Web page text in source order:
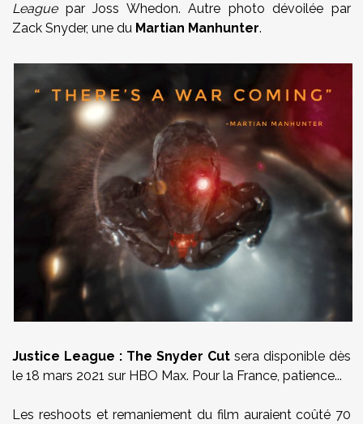
Leaguepar Joss Whedon. Autre photo dévoilée par
Zack Snyder, une du Martian Manhunter.
Justice League : The Snyder Cut sera disponible dès
le 18 mars 2021 sur HBO Max. Pour la France, patience...
Les reshoots et remaniement du film auraient coûté 70